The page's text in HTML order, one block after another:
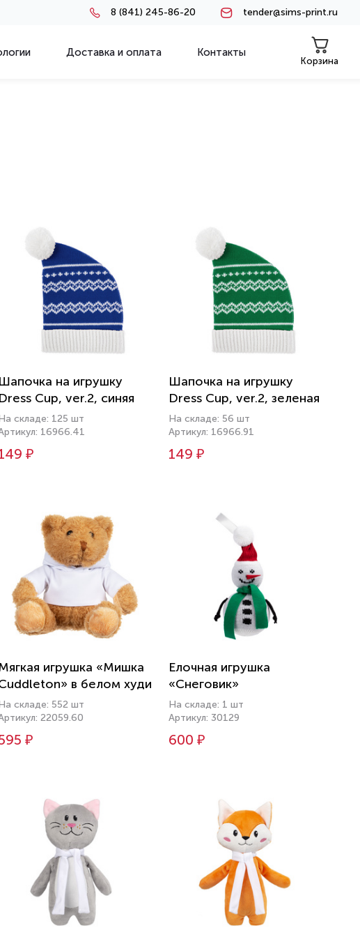
8 (841) 245-86-20 tender@sims-print.ru
Доставка и оплата Контакты
Корзина
Шапочка на игрушку
Dress Cup, ver.2, синяя
складе: 125 шт
16966.41
₽
Шапочка на игрушку
Dress Cup, ver.2, зеленая
На складе: 56 шт
Артикул: 16966.91
149 ₽
игрушка «Мишка
в белом худи
складе: 552 шт
22059.60
₽
Елочная игрушка
«Снеговик»
На складе: 1 шт
Артикул: 30129
600 ₽